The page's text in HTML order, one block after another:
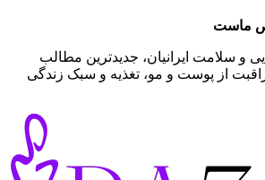
ماست
و سلامت ایرانیان، جدیدترین مطالب
از پوست و مو، تغذیه و سبک زندگی